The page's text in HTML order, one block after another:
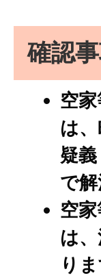
確認
空
は
疑
で
空
は
りま